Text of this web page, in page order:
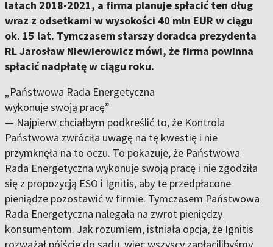
latach 2018-2021, a firma planuje spłacić ten dług
wraz z odsetkami w wysokości 40 mln EUR w ciągu
ok. 15 lat. Tymczasem starszy doradca prezydenta
RL Jarosław Niewierowicz mówi, że firma powinna
spłacić nadpłatę w ciągu roku.
„Państwowa Rada Energetyczna
wykonuje swoją pracę”
— Najpierw chciałbym podkreślić to, że Kontrola
Państwowa zwróciła uwagę na tę kwestię i nie
przymknęła na to oczu. To pokazuje, że Państwowa
Rada Energetyczna wykonuje swoją pracę i nie zgodziła
się z propozycją ESO i Ignitis, aby te przedpłacone
pieniądze pozostawić w firmie. Tymczasem Państwowa
Rada Energetyczna nalegała na zwrot pieniędzy
konsumentom. Jak rozumiem, istniała opcja, że Ignitis